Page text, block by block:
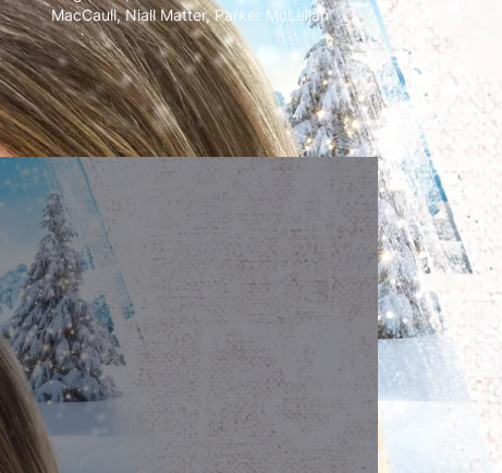
MacCaull,Niall Matter,Parker McLellan